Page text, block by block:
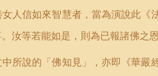
人信如來智慧者，當為演說此
汝等若能如是，則為已報諸佛之
所說的「佛知見」，亦即《華